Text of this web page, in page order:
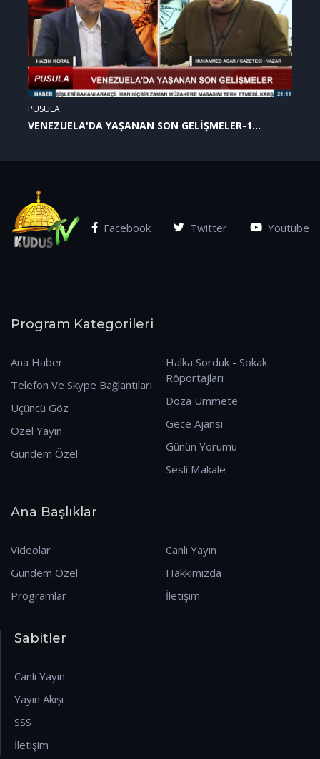
PUSULA
VENEZUELA'DA YAŞANAN SON GELİŞMELER-1
Facebook Twitter Youtube
Program Kategorileri
Ana Haber
Telefon Ve Skype Bağlantıları
Üçüncü Göz
Özel Yayın
Gündem Özel
Halka Sorduk - Sokak
Röportajları
Doza Ummete
Gece Ajansı
Günün Yorumu
Sesli Makale
Ana Başlıklar
Videolar
Gündem Özel
Programlar
Canlı Yayın
Hakkımızda
İletişim
Sabitler
Canlı Yayın
Yayın Akışı
SSS
İletişim